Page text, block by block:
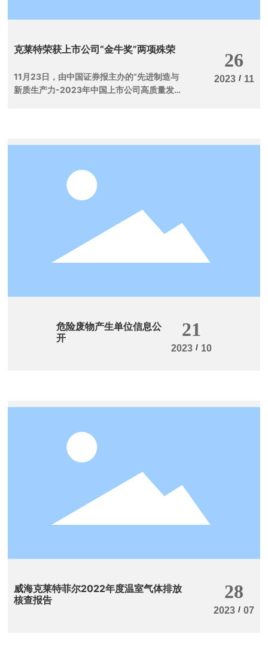
克莱特荣获上市公司“金牛奖”两项殊荣
11月23日，由中国证券报主办的“先进制造与
新质生产力-2023年中国上市公司高质量发展
26
2023 / 11
危险废物产生单位信息公
开
21
2023 / 10
威海克莱特菲尔2022年度温室气体排放
核查报告
28
2023 / 07